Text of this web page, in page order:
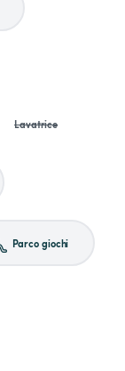
Lavatrice
Parco giochi